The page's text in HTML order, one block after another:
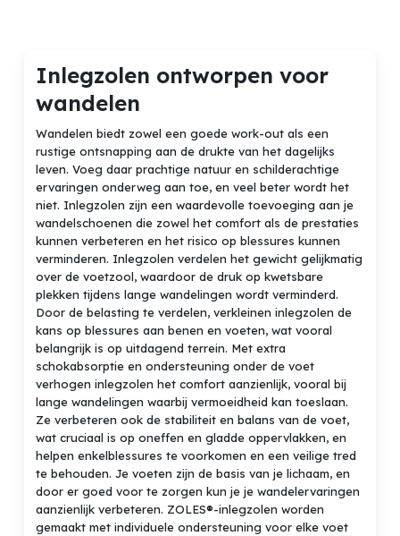
Inlegzolen ontworpen voor
wandelen
Wandelen biedt zowel een goede work-out als een
rustige ontsnapping aan de drukte van het dagelijks
leven. Voeg daar prachtige natuur en schilderachtige
ervaringen onderweg aan toe, en veel beter wordt het
niet. Inlegzolen zijn een waardevolle toevoeging aan je
wandelschoenen die zowel het comfort als de prestaties
kunnen verbeteren en het risico op blessures kunnen
verminderen. Inlegzolen verdelen het gewicht gelijkmatig
over de voetzool, waardoor de druk op kwetsbare
plekken tijdens lange wandelingen wordt verminderd.
Door de belasting te verdelen, verkleinen inlegzolen de
kans op blessures aan benen en voeten, wat vooral
belangrijk is op uitdagend terrein. Met extra
schokabsorptie en ondersteuning onder de voet
verhogen inlegzolen het comfort aanzienlijk, vooral bij
lange wandelingen waarbij vermoeidheid kan toeslaan.
Ze verbeteren ook de stabiliteit en balans van de voet,
wat cruciaal is op oneffen en gladde oppervlakken, en
helpen enkelblessures te voorkomen en een veilige tred
te behouden. Je voeten zijn de basis van je lichaam, en
door er goed voor te zorgen kun je je wandelervaringen
aanzienlijk verbeteren. ZOLES®-inlegzolen worden
gemaakt met individuele ondersteuning voor elke voet